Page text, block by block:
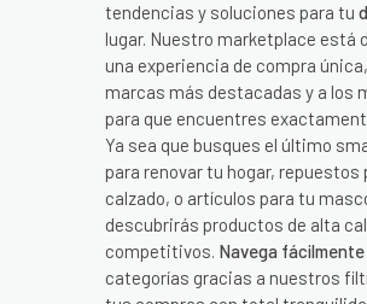
tendencias y soluciones para tu
lugar. Nuestro marketplace está
una experiencia de compra
marcas más destacadas y a los
para que encuentres
Ya sea que busques el último
para renovar tu hogar, repuestos
calzado, o artículos para tu
descubrirás productos de alta
competitivos. Navega fácilmente
categorías gracias a nuestros